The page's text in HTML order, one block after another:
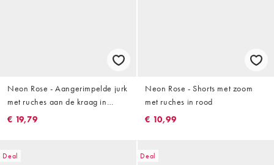
Neon Rose - Aangerimpelde jurk
met ruches aan de kraag in
olijfgroen
€ 19,79
Neon Rose - Shorts met zoom
met ruches in rood
€ 10,99
Deal Deal